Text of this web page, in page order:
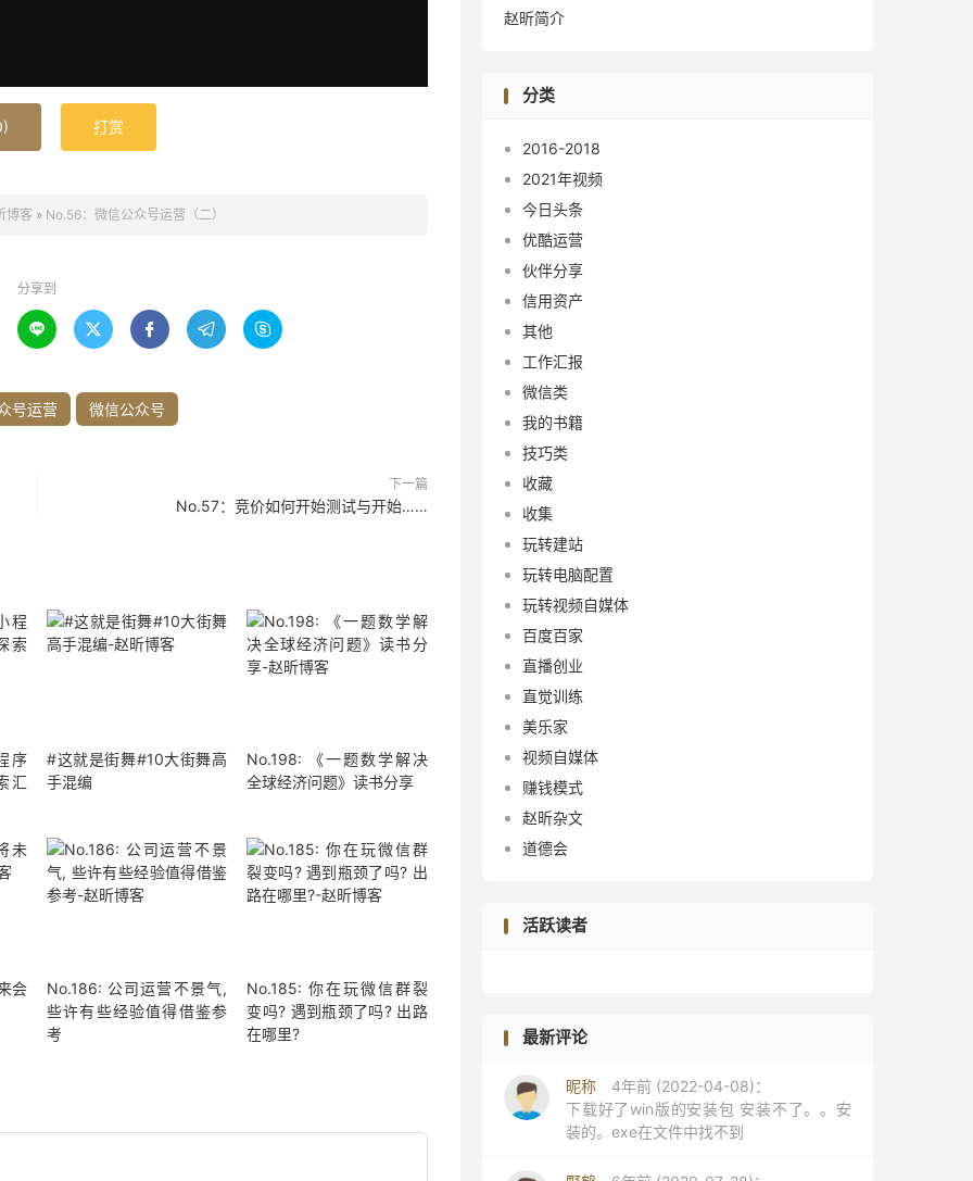
) 打赏
博客 » No.56：微信公众号运营（二）
分享到
    
号运营 微信公众号
下一篇
No.57：竞价如何开始测试与开始……
序
汇
#这就是街舞#10大街舞高
手混编
No.198: 《一题数学解决
全球经济问题》读书分享
会
No.186: 公司运营不景气,
些许有些经验值得借鉴参
考
No.185: 你在玩微信群裂
变吗? 遇到瓶颈了吗? 出路
在哪里?
赵昕简介
分类
2016-2018
2021年视频
今日头条
优酷运营
伙伴分享
信用资产
其他
工作汇报
微信类
我的书籍
技巧类
收藏
收集
玩转建站
玩转电脑配置
玩转视频自媒体
百度百家
直播创业
直觉训练
美乐家
视频自媒体
赚钱模式
赵昕杂文
道德会
活跃读者
最新评论
昵称
4年前 (2022-04-08)：
下载好了win版的安装包 安装不了。。安
装的。exe在文件中找不到